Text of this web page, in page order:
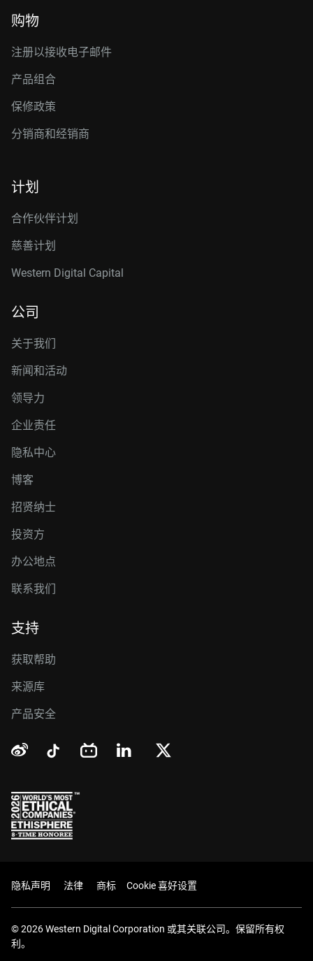
购物
注册以接收电子邮件
产品组合
保修政策
分销商和经销商
计划
合作伙伴计划
慈善计划
Western Digital Capital
公司
关于我们
新闻和活动
领导力
企业责任
隐私中心
博客
招贤纳士
投资方
办公地点
联系我们
支持
获取帮助
来源库
产品安全
隐私声明 法律 商标 Cookie 喜好设置
© 2026 Western Digital Corporation 或其关联公司。保留所有权
利。